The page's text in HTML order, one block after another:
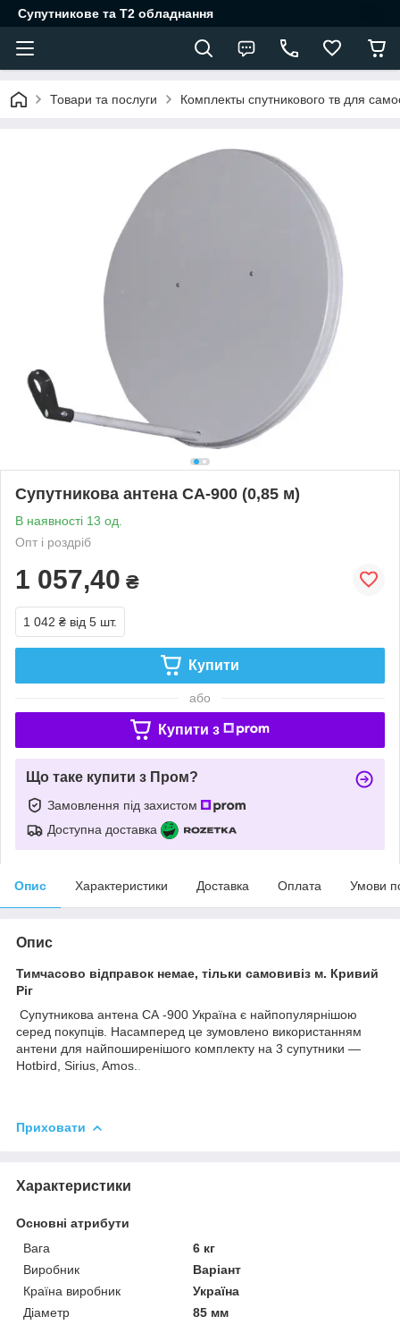
Супутникове та Т2 обладнання
Товари та послуги Комплекты спутникового тв для
Супутникова антена CA-900 (0,85 м)
В наявності 13 од.
Опт і роздріб
1 057,40 ₴
1 042 ₴ від 5 шт.
Купити
або
Купити з
Що таке купити з Пром?
Замовлення під захистом
Доступна доставка
Опис Характеристики Доставка Оплата Умови
Опис
Тимчасово відправок немае, тільки самовивіз м. Кривий
Ріг
Супутникова антена СА -900 Україна є найпопулярнішою
серед покупців. Насамперед це зумовлено використанням
антени для найпоширенішого комплекту на 3 супутники —
Hotbird, Sirius, Amos.
Приховати
Характеристики
Основні атрибути
Вага
6 кг
Виробник
Варіант
Країна виробник
Україна
Діаметр
85 мм